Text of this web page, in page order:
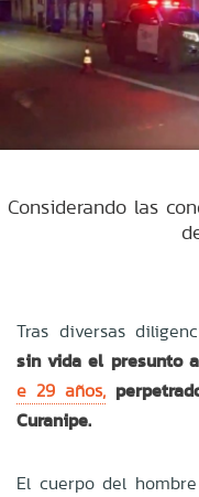
Considerando las
Tras diversas
sin vida el presunto
e 29 años,
Curanipe.
El cuerpo del